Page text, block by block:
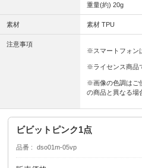
重量(約) 20g
素材 素材 TPU
注意事項
※スマートフォン
※ライセンス商品
※画像の色調はご
の商品と異なる場
ビビットピンク1点
品番 dso01m-05vp